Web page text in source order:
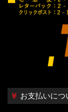
お支払いにつ